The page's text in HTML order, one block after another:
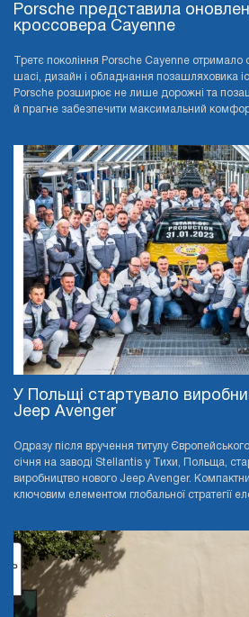
Porsche представила
кроссовера Cayenne
Третє покоління Porsche Cayenne отримало
шасі, дизайн і обладнання позашляховика
Porsche розширює не лише дорожні та
й прагне забезпечити максимальний
У Польщі стартувало
Jeep Avenger
Одразу після вручення титулу
січня на заводі Stellantis у Тихи, Польща,
виробництво нового Jeep Avenger.
ключовим елементом глобальної стратегії